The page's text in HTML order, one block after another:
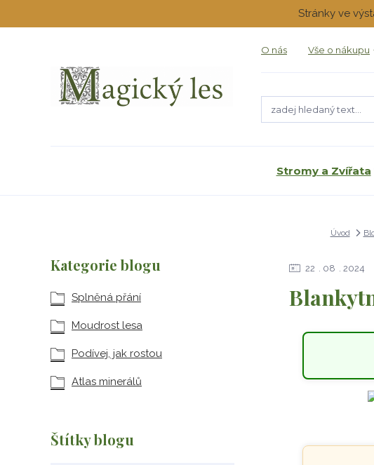
Stránky ve
O nás Vše o nákupu
Stromy a Zvířata
Úvod
Kategorie blogu
Splněná přání
Moudrost lesa
Podívej, jak rostou
Atlas minerálů
Štítky blogu
22 08 2024
Přeskočit